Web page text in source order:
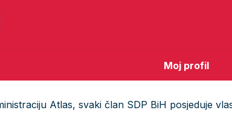
Moj profil
Atlas, svaki član SDP BiH posjeduje